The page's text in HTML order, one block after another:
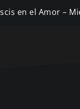
en el Amor –